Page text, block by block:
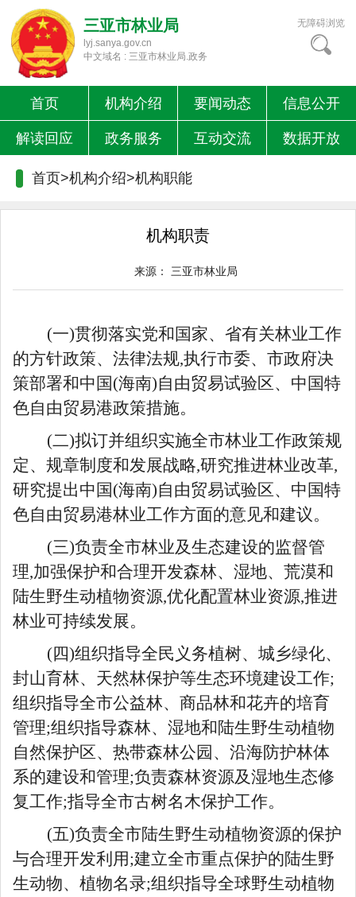
三亚市林业局
lyj.sanya.gov.cn
中文域名 : 三亚市林业局.政务
无障碍浏览
首页 机构介绍 要闻动态 信息公开
解读回应 政务服务 互动交流 数据开放
首页>机构介绍>机构职能
机构职责
来源： 三亚市林业局
(一)贯彻落实党和国家、省有关林业工作
的方针政策、法律法规,执行市委、市政府决
策部署和中国(海南)自由贸易试验区、中国特
色自由贸易港政策措施。
(二)拟订并组织实施全市林业工作政策规
定、规章制度和发展战略,研究推进林业改革,
研究提出中国(海南)自由贸易试验区、中国特
色自由贸易港林业工作方面的意见和建议。
(三)负责全市林业及生态建设的监督管
理,加强保护和合理开发森林、湿地、荒漠和
陆生野生动植物资源,优化配置林业资源,推进
林业可持续发展。
(四)组织指导全民义务植树、城乡绿化、
封山育林、天然林保护等生态环境建设工作;
组织指导全市公益林、商品林和花卉的培育
管理;组织指导森林、湿地和陆生野生动植物
自然保护区、热带森林公园、沿海防护林体
系的建设和管理;负责森林资源及湿地生态修
复工作;指导全市古树名木保护工作。
(五)负责全市陆生野生动植物资源的保护
与合理开发利用;建立全市重点保护的陆生野
生动物、植物名录;组织指导全球野生动植物